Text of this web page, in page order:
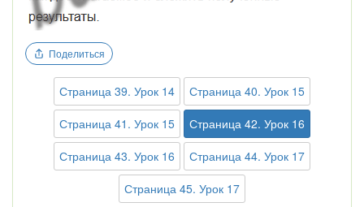
Поделиться
Страница 39. Урок 14
Страница 40. Урок 15
Страница 41. Урок 15
Страница 42. Урок 16
Страница 43. Урок 16
Страница 44. Урок 17
Страница 45. Урок 17